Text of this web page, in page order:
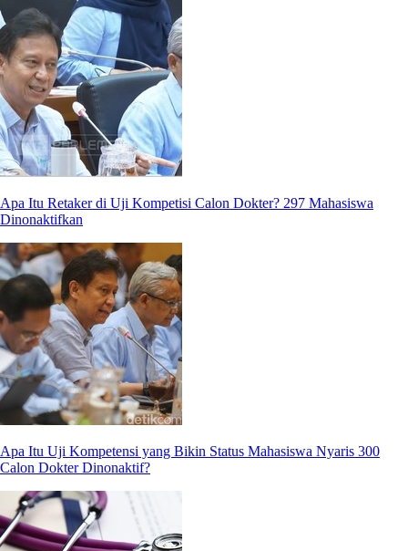
Apa Itu Retaker di Uji Kompetisi Calon Dokter? 297 Mahasiswa
Dinonaktifkan
Apa Itu Uji Kompetensi yang Bikin Status Mahasiswa Nyaris 300
Calon Dokter Dinonaktif?